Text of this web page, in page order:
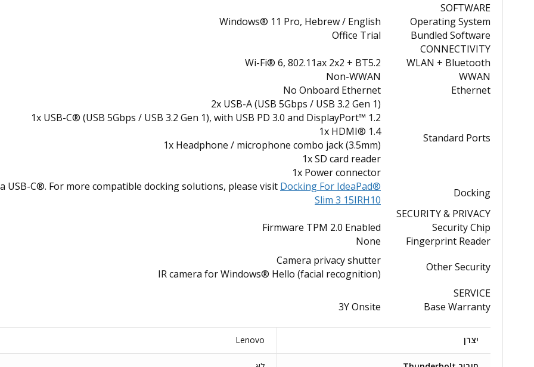
SOFTWARE
Operating System
Windows® 11 Pro, Hebrew / English
Bundled Software
Office Trial
CONNECTIVITY
WLAN + Bluetooth
Wi-Fi® 6, 802.11ax 2x2 + BT5.2
WWAN
Non-WWAN
Ethernet
No Onboard Ethernet
Standard Ports
2x USB-A (USB 5Gbps / USB 3.2 Gen 1)
1x USB-C® (USB 5Gbps / USB 3.2 Gen 1), with USB PD 3.0 and DisplayPort™ 1.2
1x HDMI® 1.4
1x Headphone / microphone combo jack (3.5mm)
1x SD card reader
1x Power connector
Docking
C®. For more compatible docking solutions, please visit Docking For IdeaPad®
Slim 3 15IRH10
SECURITY & PRIVACY
Security Chip
Firmware TPM 2.0 Enabled
Fingerprint Reader
None
Other Security
Camera privacy shutter
IR camera for Windows® Hello (facial recognition)
SERVICE
Base Warranty
3Y Onsite
יצרן Lenovo